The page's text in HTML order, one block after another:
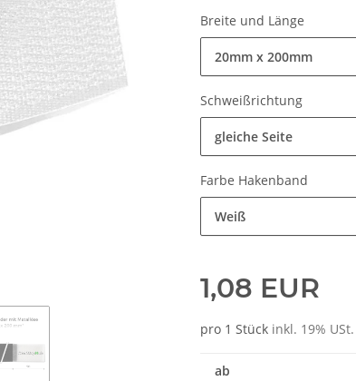
Breite und Länge
20mm x 200mm
Schweißrichtung
gleiche Seite
Farbe Hakenband
Weiß
1,08 EUR
pro 1 Stück inkl. 19%
ab